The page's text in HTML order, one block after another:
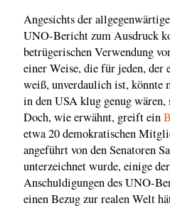
Angesichts der
UNO-Bericht zum Ausdruck
betrügerischen Verwendung
einer Weise, die für jeden, der
weiß, unverdaulich ist, könnte
in den USA klug genug wären,
Doch, wie erwähnt, greift ein
etwa 20 demokratischen
angeführt von den Senatoren
unterzeichnet wurde, einige
Anschuldigungen des UNO-
einen Bezug zur realen Welt